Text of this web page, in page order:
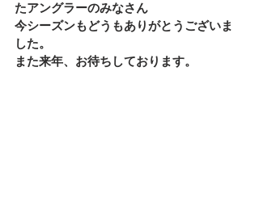
たアングラーのみなさん
今シーズンもどうもありがとうございま
した。
また来年、お待ちしております。